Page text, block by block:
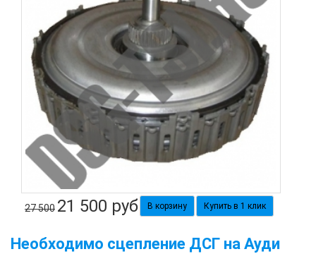
27 500 21 500 руб Купить в 1 клик
Необходимо сцепление ДСГ на Ауди